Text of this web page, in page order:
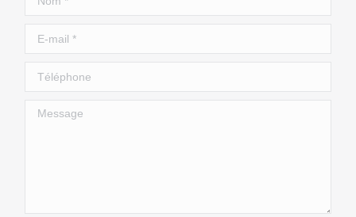
E-mail *
Téléphone
Message